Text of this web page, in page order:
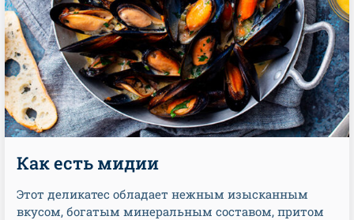
Как есть мидии
Этот деликатес обладает нежным изысканным
вкусом, богатым минеральным составом, притом